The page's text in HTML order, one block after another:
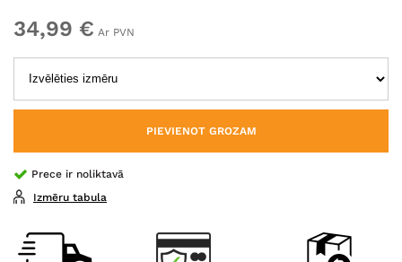
34,99 € Ar PVN
PIEVIENOT GROZAM
Prece ir noliktavā
Izmēru tabula